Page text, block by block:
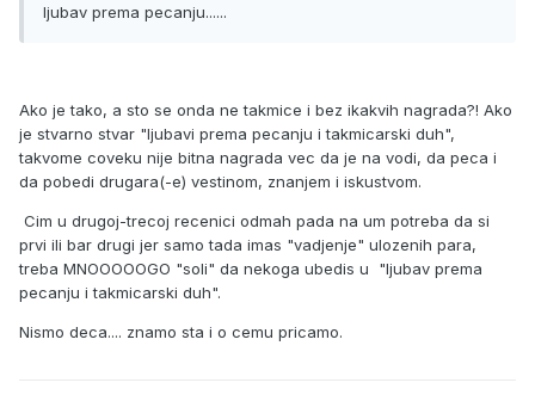
ljubav prema pecanju......
Ako je tako, a sto se onda ne takmice i bez ikakvih nagrada?! Ako
je stvarno stvar "ljubavi prema pecanju i takmicarski duh",
takvome coveku nije bitna nagrada vec da je na vodi, da peca i
da pobedi drugara(-e) vestinom, znanjem i iskustvom.
Cim u drugoj-trecoj recenici odmah pada na um potreba da si
prvi ili bar drugi jer samo tada imas "vadjenje" ulozenih para,
treba MNOOOOOGO "soli" da nekoga ubedis u "ljubav prema
pecanju i takmicarski duh".
Nismo deca.... znamo sta i o cemu pricamo.